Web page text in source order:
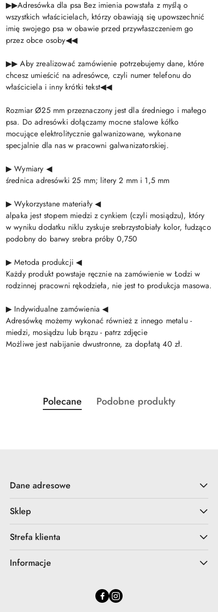
▶▶Adresówka dla psa Bez imienia powstała z myślą o
wszystkich właścicielach, którzy obawiają się upowszechnić
imię swojego psa w obawie przed przywłaszczeniem go
przez obce osoby◀◀
▶▶ Aby zrealizować zamówienie potrzebujemy dane, które
chcesz umieścić na adresówce, czyli numer telefonu do
właściciela i inny krótki tekst◀◀
Rozmiar Ø25 mm przeznaczony jest dla średniego i małego
psa. Do adresówki dołączamy mocne stalowe kółko
mocujące elektrolitycznie galwanizowane, wykonane
specjalnie dla nas w pracowni galwanizatorskiej.
▶ Wymiary ◀
średnica adresówki 25 mm; litery 2 mm i 1,5 mm
▶ Wykorzystane materiały ◀
alpaka jest stopem miedzi z cynkiem (czyli mosiądzu), który
w wyniku dodatku niklu zyskuje srebrzystobiały kolor, łudząco
podobny do barwy srebra próby 0,750
▶ Metoda produkcji ◀
Każdy produkt powstaje ręcznie na zamówienie w Łodzi w
rodzinnej pracowni rękodzieła, nie jest to produkcja masowa.
▶ Indywidualne zamówienia ◀
Adresówkę możemy wykonać również z innego metalu -
miedzi, mosiądzu lub brązu - patrz zdjęcie
Możliwe jest nabijanie dwustronne, za dopłatą 40 zł.
Pomiń karuzelę produktów
Produkty
o
Polecane
Produkty
Podobne produkty
Dane adresowe
Sklep
Strefa klienta
Informacje